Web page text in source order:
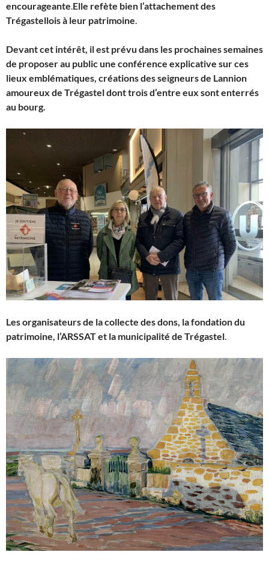
encourageante Elle refète bien l’attachement des
Trégastellois à leur patrimoine
Devant cet intérêt, il est prévu dans les prochaines semaines
de proposer au public une conférence explicative sur ces
lieux emblématiques, créations des seigneurs de Lannion
amoureux de Trégastel dont trois d’entre eux sont enterrés
au bourg.
Les organisateurs de la collecte des dons, la fondation du
patrimoine, l’ARSSAT et la municipalité de Trégastel.